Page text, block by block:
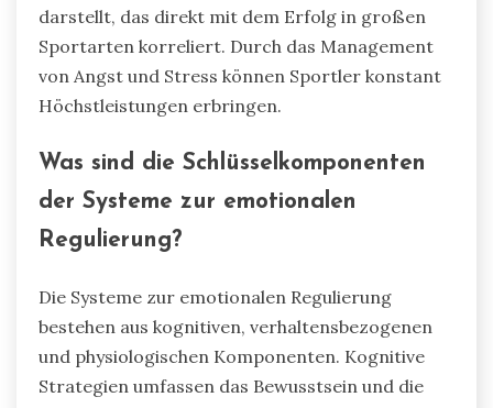
darstellt, das direkt mit dem Erfolg in großen
Sportarten korreliert. Durch das Management
von Angst und Stress können Sportler konstant
Höchstleistungen erbringen.
Was sind die Schlüsselkomponenten
der Systeme zur emotionalen
Regulierung?
Die Systeme zur emotionalen Regulierung
bestehen aus kognitiven, verhaltensbezogenen
und physiologischen Komponenten. Kognitive
Strategien umfassen das Bewusstsein und die